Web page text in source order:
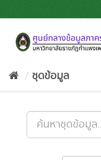
to
ชุดข้อมูล